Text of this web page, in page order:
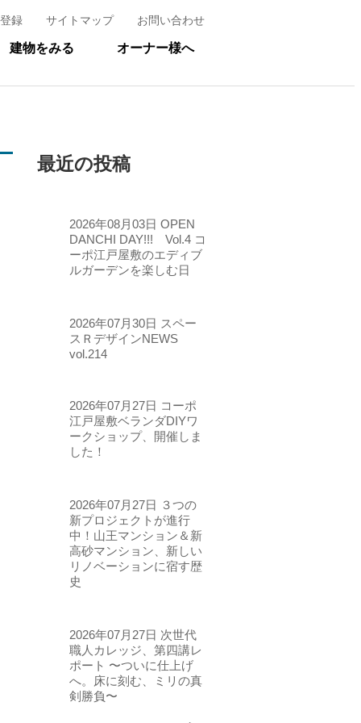
録 サイトマップ お問い合わせ
建物をみる オーナー様へ
最近の投稿
2026年08月03日 OPEN
DANCHI DAY!!! Vol.4 コ
ーポ江戸屋敷のエディブ
ルガーデンを楽しむ日
2026年07月30日 スペー
スＲデザインNEWS
vol.214
2026年07月27日 コーポ
江戸屋敷ベランダDIYワ
ークショップ、開催しま
した！
2026年07月27日 ３つの
新プロジェクトが進行
中！山王マンション＆新
高砂マンション、新しい
リノベーションに宿す歴
史
2026年07月27日 次世代
職人カレッジ、第四講レ
ポート 〜ついに仕上げ
へ。床に刻む、ミリの真
剣勝負〜